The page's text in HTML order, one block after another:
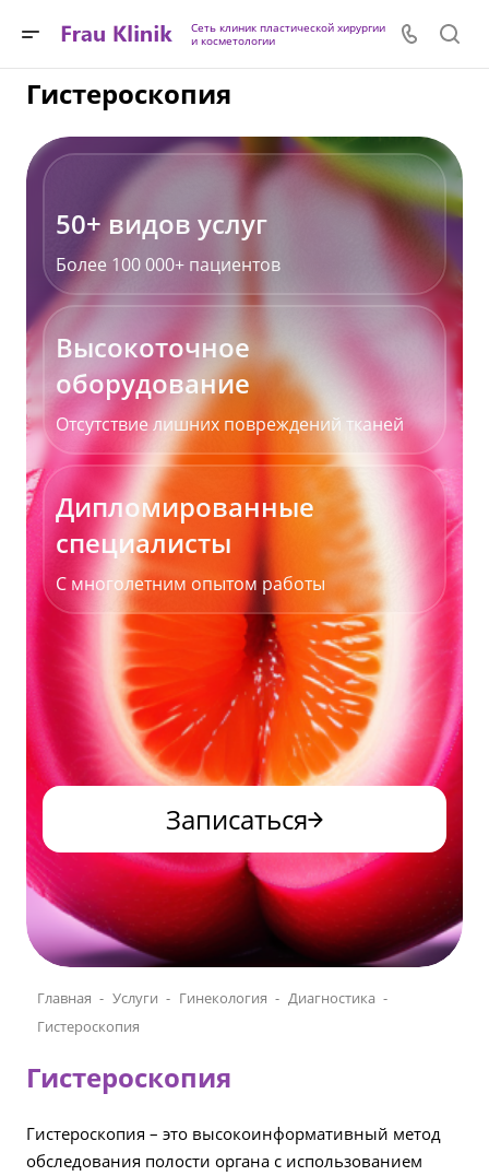
Сеть клиник пластической хирургии
и косметологии
Гистероскопия
50+ видов услуг
Более 100 000+ пациентов
Высокоточное
оборудование
Отсутствие лишних повреждений тканей
Дипломированные
специалисты
С многолетним опытом работы
Записаться
Главная Услуги Гинекология
Диагностика
Гистероскопия
Гистероскопия
Гистероскопия – это высокоинформативный метод
обследования полости органа с использованием